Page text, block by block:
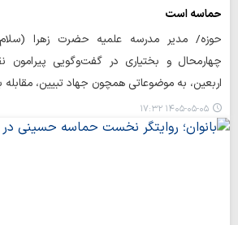
حماسه است
حوزه/ مدیر مدرسه علمیه حضرت زهرا
چهارمحال و بختیاری در گفت‌وگویی پیرامون
اربعین، به موضوعاتی همچون جهاد تبیین، مقابله
۱۴۰۵-۰۵-۰۵ ۱۷:۳۲